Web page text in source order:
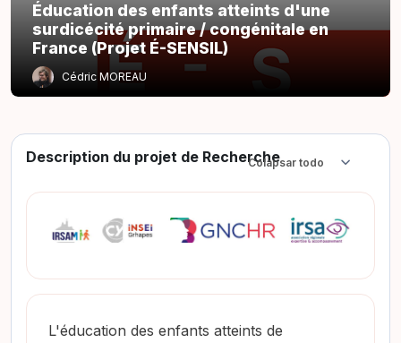
Éducation des enfants atteints d'une
surdicécité primaire / congénitale en
France (Projet É-SENSIL)
Cédric MOREAU
Description du projet de Recherche
Colapsar
Colapsar todo
L'éducation des enfants atteints de